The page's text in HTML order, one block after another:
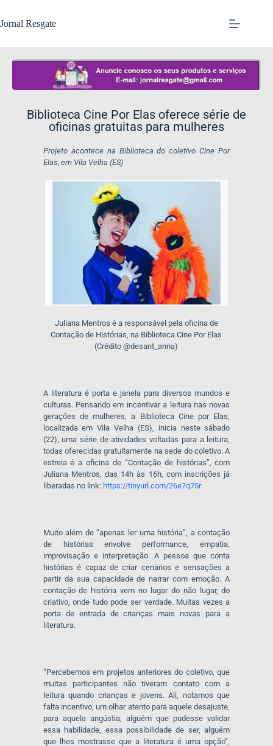
Jornal Resgate
Biblioteca Cine Por Elas oferece série de
oficinas gratuitas para mulheres
Projeto acontece na Biblioteca do coletivo Cine Por
Elas, em Vila Velha (ES)
Juliana Mentros é a responsável pela oficina de
Contação de Histórias, na Biblioteca Cine Por Elas
(Crédito @desant_anna)
A literatura é porta e janela para diversos mundos e
culturas. Pensando em incentivar a leitura nas novas
gerações de mulheres, a Biblioteca Cine por Elas,
localizada em Vila Velha (ES), inicia neste sábado
(22), uma série de atividades voltadas para a leitura,
todas oferecidas gratuitamente na sede do coletivo. A
estreia é a oficina de “Contação de histórias”, com
Juliana Mentros, das 14h às 16h, com inscrições já
liberadas no link: https://tinyurl.com/26e7q75r
Muito além de “apenas ler uma história”, a contação
de histórias envolve performance, empatia,
improvisação e interpretação. A pessoa que conta
histórias é capaz de criar cenários e sensações a
partir da sua capacidade de narrar com emoção. A
contação de história vem no lugar do não lugar, do
criativo, onde tudo pode ser verdade. Muitas vezes a
porta de entrada de crianças mais novas para a
literatura.
“Percebemos em projetos anteriores do coletivo, que
muitas participantes não tiveram contato com a
leitura quando crianças e jovens. Ali, notamos que
falta incentivo, um olhar atento para aquele desajuste,
para aquela angústia, alguém que pudesse validar
essa habilidade, essa possibilidade de ser, alguém
que lhes mostrasse que a literatura é uma opção”,